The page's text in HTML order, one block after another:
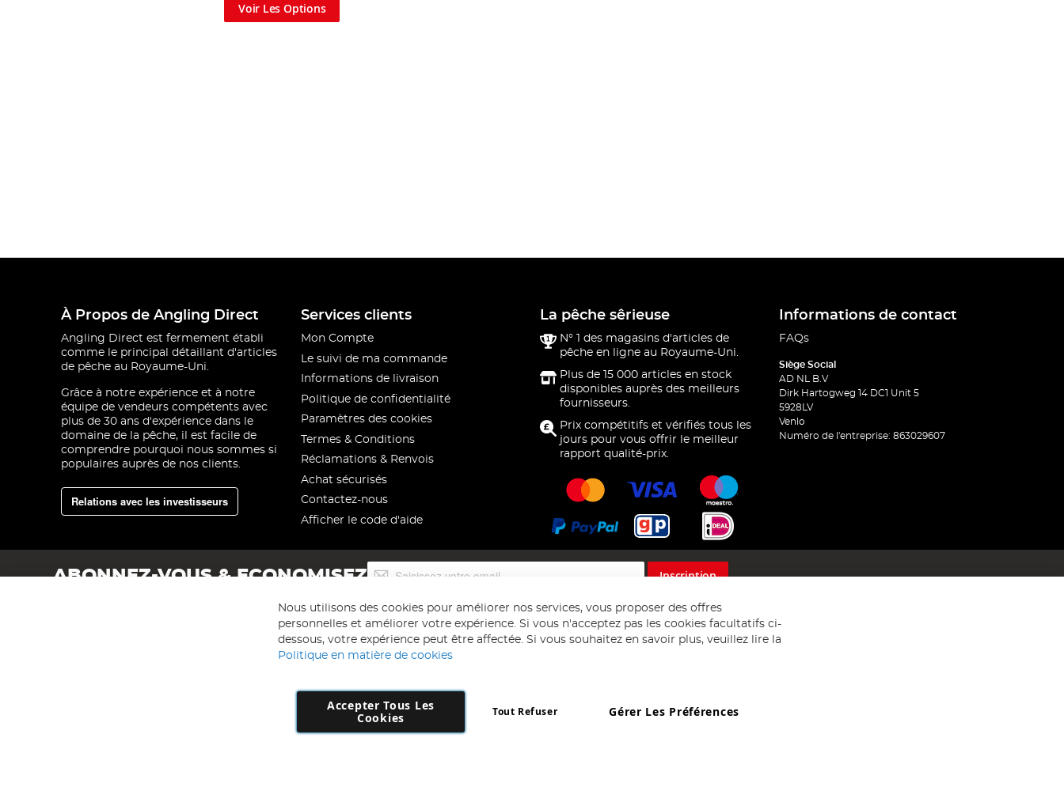
Voir Les Options
À Propos de Angling Direct
Angling Direct est fermement établi
comme le principal détaillant d'articles
de pêche au Royaume-Uni.
Grâce à notre expérience et à notre
équipe de vendeurs compétents avec
plus de 30 ans d'expérience dans le
domaine de la pêche, il est facile de
comprendre pourquoi nous sommes si
populaires auprès de nos clients.
Relations avec les investisseurs
Services clients
Mon Compte
Le suivi de ma commande
Informations de livraison
Politique de confidentialité
Paramètres des cookies
Termes & Conditions
Réclamations & Renvois
Achat sécurisés
Contactez-nous
Afficher le code d'aide
La pêche sêrieuse
N° 1 des magasins d'articles de
pêche en ligne au Royaume-Uni.
Plus de 15 000 articles en stock
disponibles auprès des meilleurs
fournisseurs.
Prix compétitifs et vérifiés tous les
jours pour vous offrir le meilleur
rapport qualité-prix.
Informations de contact
FAQs
Siège Social
AD NL B.V
Dirk Hartogweg 14 DC1 Unit 5
5928LV
Venlo
Numéro de l'entreprise: 863029607
ABONNEZ-VOUS & ECONOMISEZ
lettre
d’information
:
Inscription
Copyright 1997 - 2026AD NL B.V . Tous droits réservés.
Nous utilisons des cookies pour améliorer nos services, vous proposer des offres
personnelles et améliorer votre expérience. Si vous n'acceptez pas les cookies facultatifs ci-
dessous, votre expérience peut être affectée. Si vous souhaitez en savoir plus, veuillez lire la
Politique en matière de cookies
Accepter Tous Les
Cookies
Gérer Les Préférences
Tout Refuser